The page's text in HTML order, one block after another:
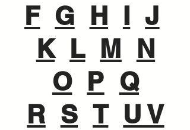
F G H I J
K L M N
O P Q
R S T U V